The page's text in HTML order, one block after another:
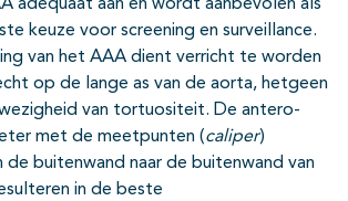
adequaat aan en wordt aanbevolen als
keuze voor screening en surveillance.
van het AAA dient verricht te worden
op de lange as van de aorta, hetgeen
van tortuositeit. De antero-
met de meetpunten (caliper)
buitenwand naar de buitenwand van
in de beste